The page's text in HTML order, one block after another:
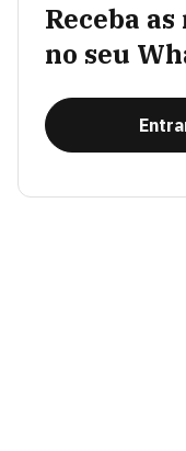
Receba
no seu